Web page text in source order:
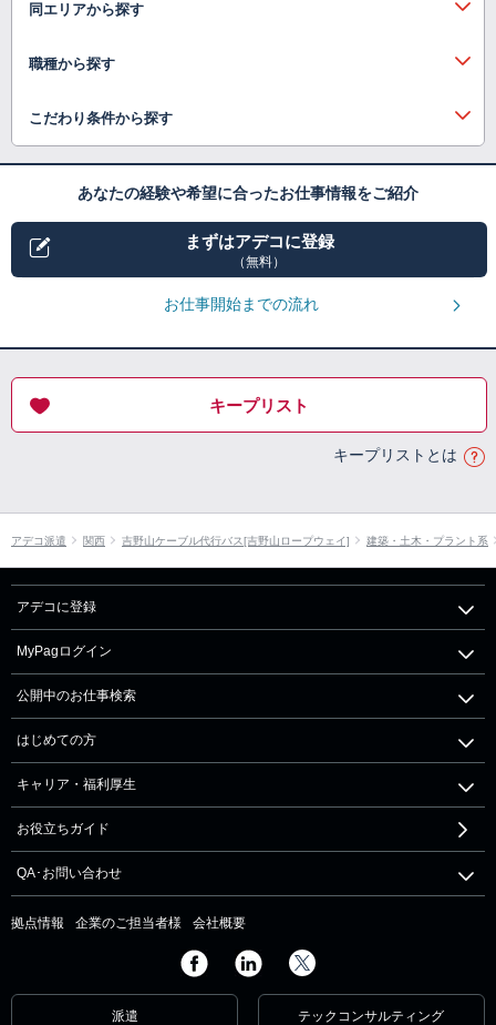
同エリアから探す
職種から探す
こだわり条件から探す
あなたの経験や希望に合ったお仕事情報をご紹介
まずはアデコに登録
（無料）
お仕事開始までの流れ
キープリスト
キープリストとは
アデコ派遣 関西 吉野山ケーブル代行バス[吉野山ロープウェイ] 建築・土木・プラント系
アデコに登録
MyPagログイン
公開中のお仕事検索
はじめての方
キャリア・福利厚生
お役立ちガイド
QA･お問い合わせ
拠点情報 企業のご担当者様 会社概要
派遣 テックコンサルティング